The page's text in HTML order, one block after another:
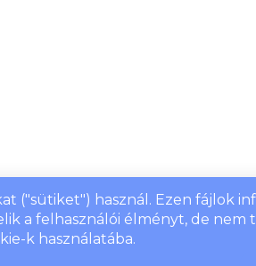
("sütiket") használ. Ezen fájlok
a felhasználói élményt, de
k használatába.